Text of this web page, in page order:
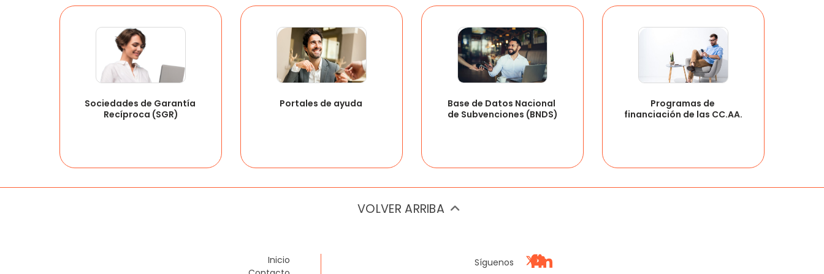
Sociedades de Garantía
Recíproca (SGR)
Base de Datos Nacional
de Subvenciones (BNDS)
Programas de
financiación de las CC.AA.
VOLVER ARRIBA
Inicio
Síguenos